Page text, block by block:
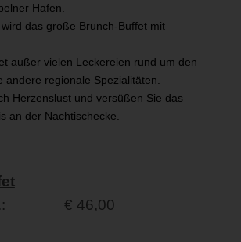
Hafen.
das große Brunch-Buffet mit
außer vielen Leckereien rund um den
andere regionale Spezialitäten.
Herzenslust und versüßen Sie das
an der Nachtischecke.
€ 46,00